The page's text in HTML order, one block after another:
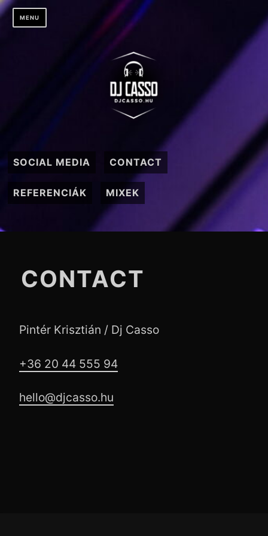
Skip
MENU
SOCIAL MEDIA CONTACT
REFERENCIÁK MIXEK
CONTACT
Pintér Krisztián / Dj Casso
+36 20 44 555 94
hello@djcasso.hu